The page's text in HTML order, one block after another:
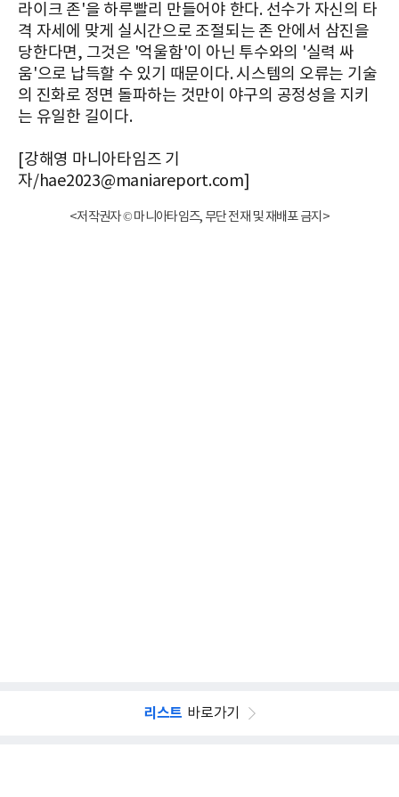
라이크 존'을 하루빨리 만들어야 한다. 선수가 자신의 타
격 자세에 맞게 실시간으로 조절되는 존 안에서 삼진을
당한다면, 그것은 '억울함'이 아닌 투수와의 '실력 싸
움'으로 납득할 수 있기 때문이다. 시스템의 오류는 기술
의 진화로 정면 돌파하는 것만이 야구의 공정성을 지키
는 유일한 길이다.
[강해영 마니아타임즈 기
자/hae2023@maniareport.com]
<저작권자 © 마니아타임즈, 무단 전재 및 재배포 금지>
리스트 바로가기